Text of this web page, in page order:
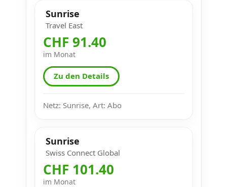
Sunrise
Travel East
CHF 91.40
im Monat
Zu den Details
Netz: Sunrise, Art: Abo
Sunrise
Swiss Connect Global
CHF 101.40
im Monat